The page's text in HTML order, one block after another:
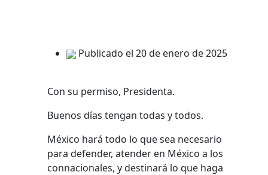
Publicado el 20 de enero de 2025
Con su permiso, Presidenta.
Buenos días tengan todas y todos.
México hará todo lo que sea necesario
para defender, atender en México a los
connacionales, y destinará lo que haga